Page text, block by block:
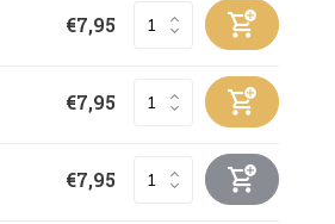
€7,95
€7,95
€7,95